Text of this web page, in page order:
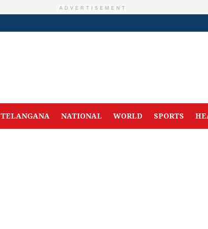
ADVERTISEMENT
TELANGANA NATIONAL WORLD SPORTS